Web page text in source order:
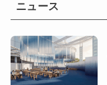
ニュース